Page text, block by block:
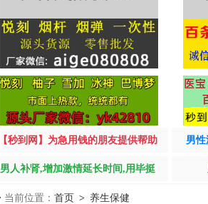
【秒到网】为急用钱的朋友提供帮助 男
男人补肾,增加激情延长时间,用毕挺
当前位置： 首页 > 养生保健